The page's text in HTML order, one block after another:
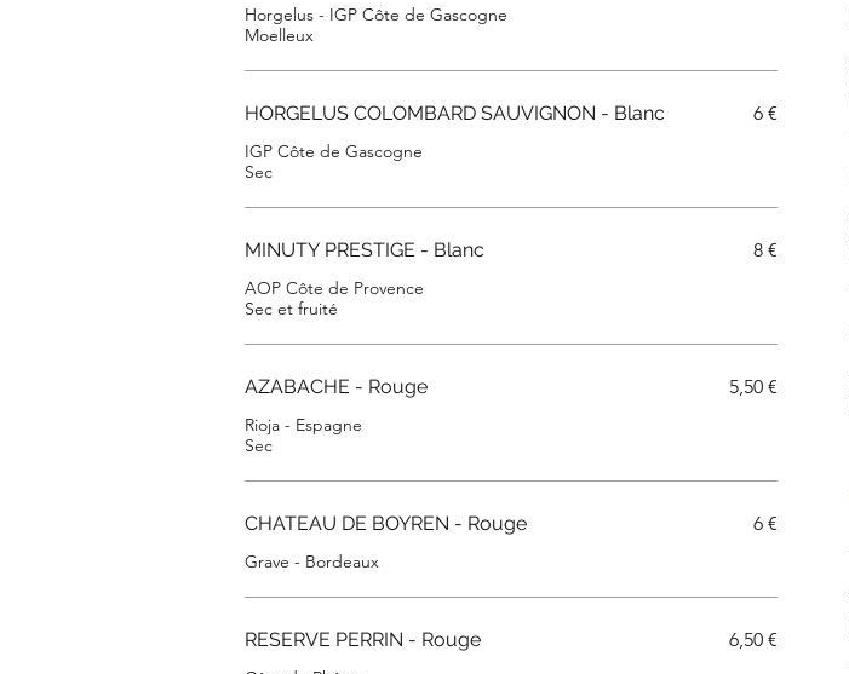
Horgelus - IGP Côte de Gascogne
Moelleux
HORGELUS COLOMBARD SAUVIGNON - Blanc
IGP Côte de Gascogne
Sec
6 €
MINUTY PRESTIGE - Blanc
AOP Côte de Provence
8 €
AZABACHE - Rouge
Rioja - Espagne
5,50 €
CHATEAU DE BOYREN - Rouge
Grave - Bordeaux
6 €
RESERVE PERRIN - Rouge 6,50 €